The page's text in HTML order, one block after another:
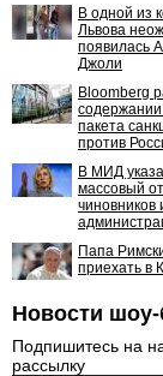
В одной из
Львова
появилась
Джоли
Bloomberg
содержании
пакета
против
В МИД
массовый
чиновников
Папа
приехать в
Новости шоу-
Подпишитесь на
рассылку